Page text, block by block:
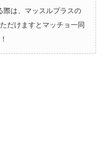
際は、マッスルプラスの
だけますとマッチョ一同